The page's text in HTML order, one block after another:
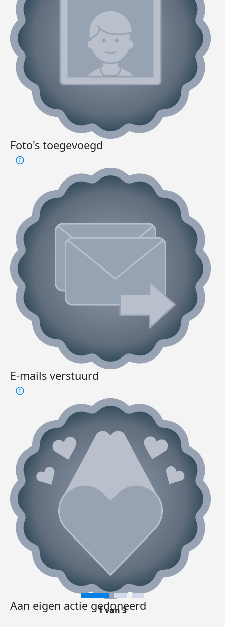
Foto's toegevoegd
E-mails verstuurd
Aan eigen actie gedoneerd
1 van 3